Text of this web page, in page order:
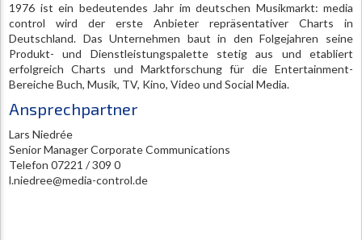
1976 ist ein bedeutendes Jahr im deutschen Musikmarkt: media
control wird der erste Anbieter repräsentativer Charts in
Deutschland. Das Unternehmen baut in den Folgejahren seine
Produkt- und Dienstleistungspalette stetig aus und etabliert
erfolgreich Charts und Marktforschung für die Entertainment-
Bereiche Buch, Musik, TV, Kino, Video und Social Media.
Ansprechpartner
Lars Niedrée
Senior Manager Corporate Communications
Telefon 07221 / 309 0
l.niedree@media-control.de